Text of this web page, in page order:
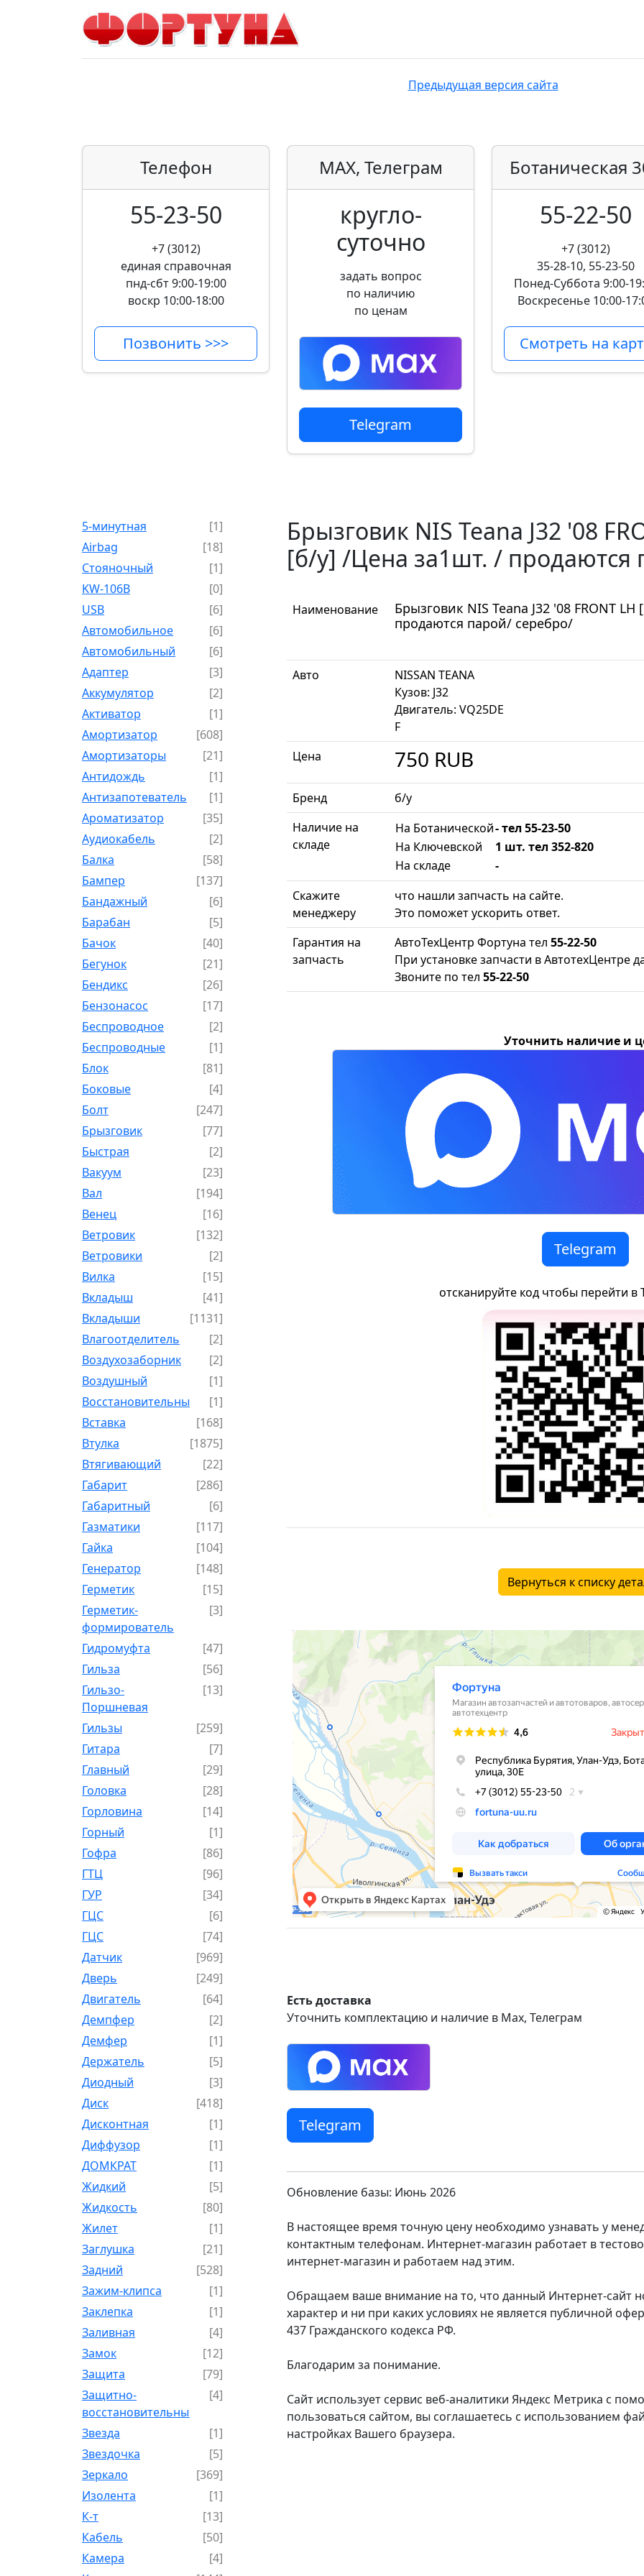
Предыдущая версия сайта
Телефон
55-23-50
+7 (3012)
единая справочная
пнд-сбт 9:00-19:00
воскр 10:00-18:00
Позвонить >>>
MAX, Телеграм
кругло­
суточно
задать вопрос
по наличию
по ценам
Telegram
Ботаническая
55-22-50
+7 (3012)
35-28-10, 55-23-50
Понед-Суббота 9:00-
Воскресенье 10:00-
Смотреть на
5-минутная
[1]
Airbag
[18]
Cтояночный
[1]
KW-106B
[0]
USB
[6]
Автомобильное
[6]
Автомобильный
[6]
Адаптер
[3]
Аккумулятор
[2]
Активатор
[1]
Амортизатор
[608]
Амортизаторы
[21]
Антидождь
[1]
Антизапотеватель
[1]
Ароматизатор
[35]
Аудиокабель
[2]
Балка
[58]
Бампер
[137]
Бандажный
[6]
Барабан
[5]
Бачок
[40]
Бегунок
[21]
Бендикс
[26]
Бензонасос
[17]
Беспроводное
[2]
Беспроводные
[1]
Блок
[81]
Боковые
[4]
Болт
[247]
Брызговик
[77]
Быстрая
[2]
Вакуум
[23]
Вал
[194]
Венец
[16]
Ветровик
[132]
Ветровики
[2]
Вилка
[15]
Вкладыш
[41]
Вкладыши
[1131]
Влагоотделитель
[2]
Воздухозаборник
[2]
Воздушный
[1]
Восстановительный
[1]
Вставка
[168]
Втулка
[1875]
Втягивающий
[22]
Габарит
[286]
Габаритный
[6]
Газматики
[117]
Гайка
[104]
Генератор
[148]
Герметик
[15]
Герметик-
формирователь
[3]
Гидромуфта
[47]
Гильза
[56]
Гильзо-
Поршневая
[13]
Гильзы
[259]
Гитара
[7]
Главный
[29]
Головка
[28]
Горловина
[14]
Горный
[1]
Гофра
[86]
ГТЦ
[96]
ГУР
[34]
ГЦC
[6]
ГЦС
[74]
Датчик
[969]
Дверь
[249]
Двигатель
[64]
Демпфер
[2]
Демфер
[1]
Держатель
[5]
Диодный
[3]
Диск
[418]
Дисконтная
[1]
Диффузор
[1]
ДОМКРАТ
[1]
Жидкий
[5]
Жидкость
[80]
Жилет
[1]
Заглушка
[21]
Задний
[528]
Зажим-клипса
[1]
Заклепка
[1]
Заливная
[4]
Замок
[12]
Защита
[79]
Защитно-
восстановительный
[4]
Звезда
[1]
Звездочка
[5]
Зеркало
[369]
Изолента
[1]
К-т
[13]
Кабель
[50]
Камера
[4]
Брызговик NIS Teana J32 '08
[б/у] /Цена за1шт. / продаются
Наименование
Брызговик NIS Teana J32 '08 FRONT
продаются парой/ серебро/
Авто
NISSAN TEANA
Кузов: J32
Двигатель: VQ25DE
F
Цена
750 RUB
Бренд
б/у
Наличие на
складе
На Ботанической- тел 55-23-50
На Ключевской
1 шт. тел 352-820
На складе
-
Скажите
менеджеру
что нашли запчасть на сайте.
Это поможет ускорить ответ.
Гарантия на
запчасть
АвтоТехЦентр Фортуна тел 55-22-50
При установке запчасти в АвтотехЦентре
Звоните по тел 55-22-50
Уточнить наличие и
Telegram
отсканируйте код чтобы перейти в
Вернуться к списку
Есть доставка
Уточнить комплектацию и наличие в Max, Телеграм
Telegram
Обновление базы: Июнь 2026
В настоящее время точную цену необходимо узнавать у
контактным телефонам. Интернет-магазин работает в
интернет-магазин и работаем над этим.
Обращаем ваше внимание на то, что данный Интернет-сайт
характер и ни при каких условиях не является публичной
437 Гражданского кодекса РФ.
Благодарим за понимание.
Сайт использует сервис веб-аналитики Яндекс Метрика с
пользоваться сайтом, вы соглашаетесь с использованием
настройках Вашего браузера.